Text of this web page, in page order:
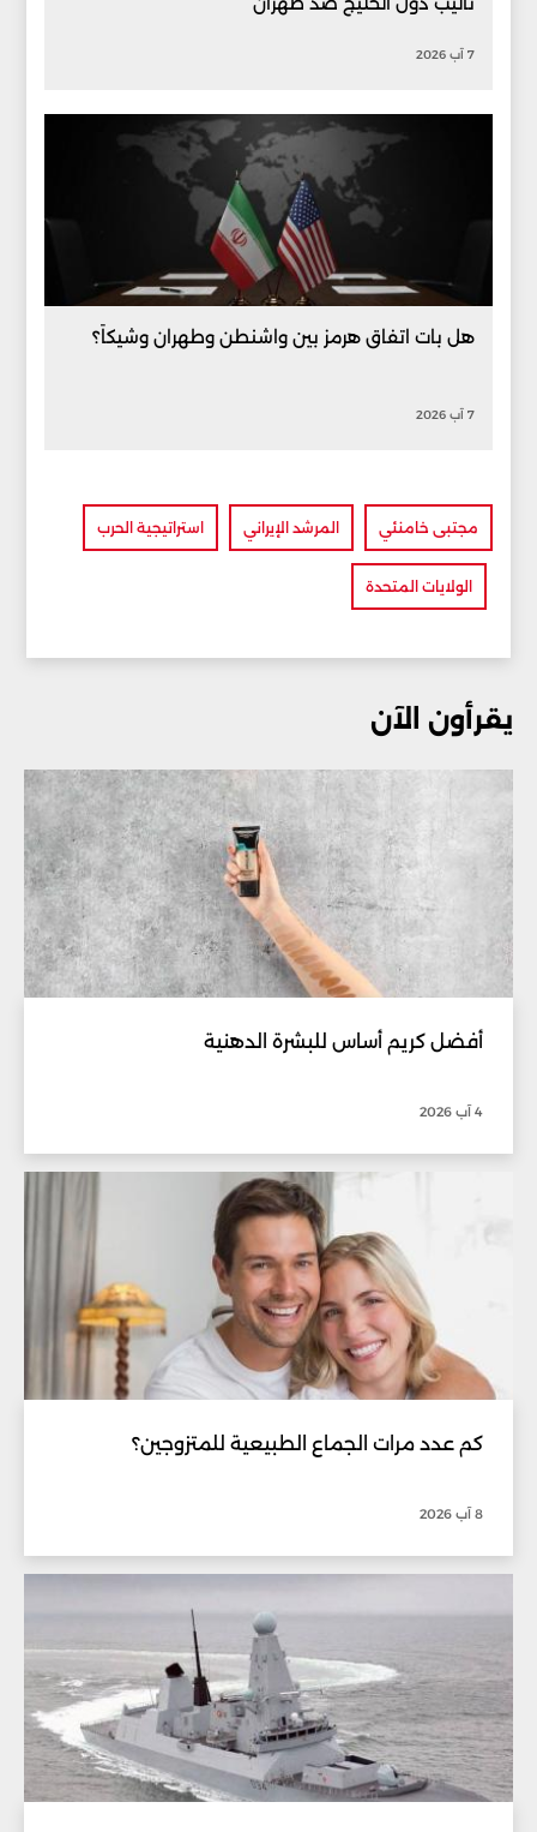
7 آب 2026
هل بات اتفاق هرمز بين واشنطن وطهران وشيكاً؟
7 آب 2026
مجتبى خامنئي المرشد الإيراني استراتيجية الحرب
الولايات المتحدة
يقرأون الآن
أفضل كريم أساس للبشرة الدهنية
4 آب 2026
كم عدد مرات الجماع الطبيعية للمتزوجين؟
8 آب 2026